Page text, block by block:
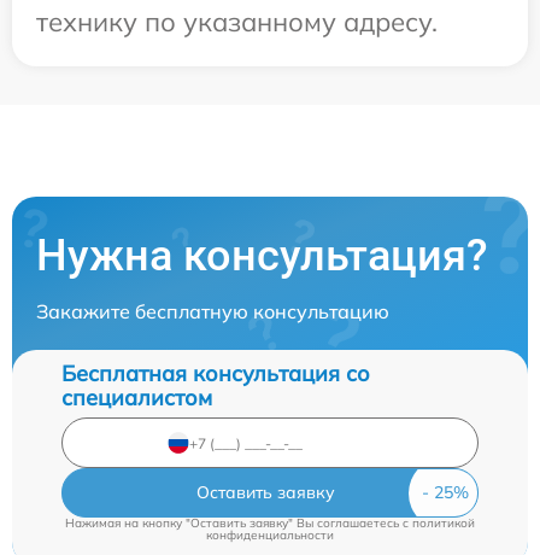
технику по указанному адресу.
Нужна консультация?
Закажите бесплатную консультацию
Бесплатная консультация со
специалистом
Оставить заявку
Нажимая на кнопку "Оставить заявку" Вы соглашаетесь cполитикой
конфиденциальности